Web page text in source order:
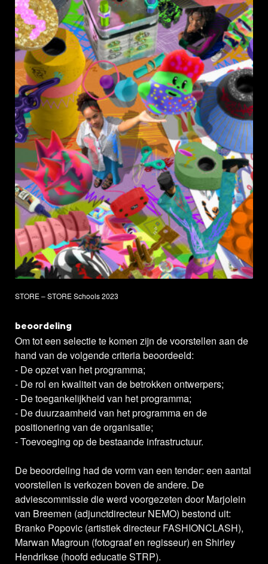
STORE – STORE Schools 2023
beoordeling
Om tot een selectie te komen zijn de voorstellen aan de
hand van de volgende criteria beoordeeld:
- De opzet van het programma;
- De rol en kwaliteit van de betrokken ontwerpers;
- De toegankelijkheid van het programma;
- De duurzaamheid van het programma en de
positionering van de organisatie;
- Toevoeging op de bestaande infrastructuur.
De beoordeling had de vorm van een tender: een aantal
voorstellen is verkozen boven de andere. De
adviescommissie die werd voorgezeten door Marjolein
van Breemen (adjunctdirecteur NEMO) bestond uit:
Branko Popovic (artistiek directeur FASHIONCLASH),
Marwan Magroun (fotograaf en regisseur) en Shirley
Hendrikse (hoofd educatie STRP).